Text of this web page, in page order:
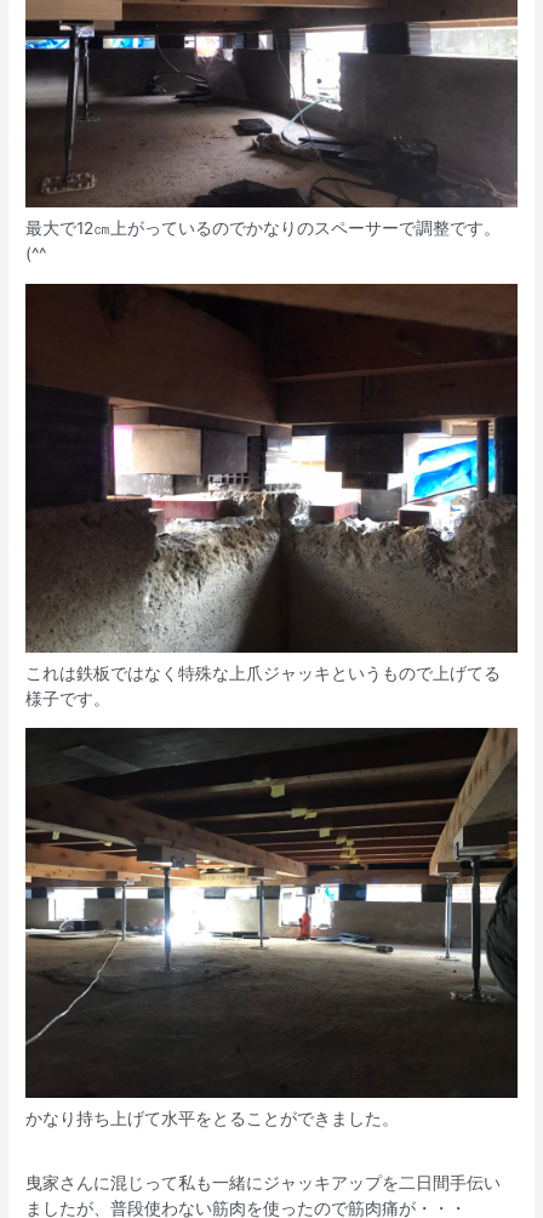
最大で12㎝上がっているのでかなりのスペーサーで調整です。
(^^ゞ
これは鉄板ではなく特殊な上爪ジャッキというもので上げてる
様子です。
かなり持ち上げて水平をとることができました。
曳家さんに混じって私も一緒にジャッキアップを二日間手伝い
ましたが、普段使わない筋肉を使ったので筋肉痛が・・・